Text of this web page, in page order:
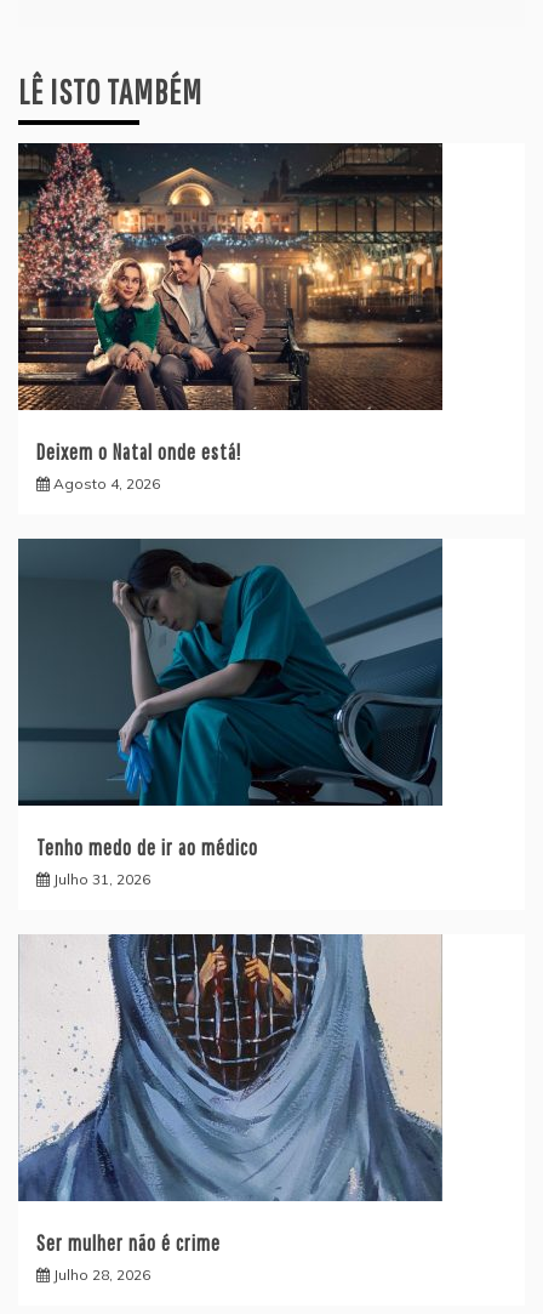
LÊ ISTO TAMBÉM
Deixem o Natal onde está!
Agosto 4, 2026
Tenho medo de ir ao médico
Julho 31, 2026
Ser mulher não é crime
Julho 28, 2026